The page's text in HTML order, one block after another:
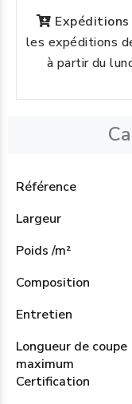
les expéditions
à partir du
Référence
Largeur
Poids /m²
Composition
Entretien
Longueur de coupe
maximum
Certification